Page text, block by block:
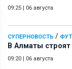
09:25 | 06 августа
СУПЕРНОВОСТЬ /
В Алматы
09:20 | 06 августа